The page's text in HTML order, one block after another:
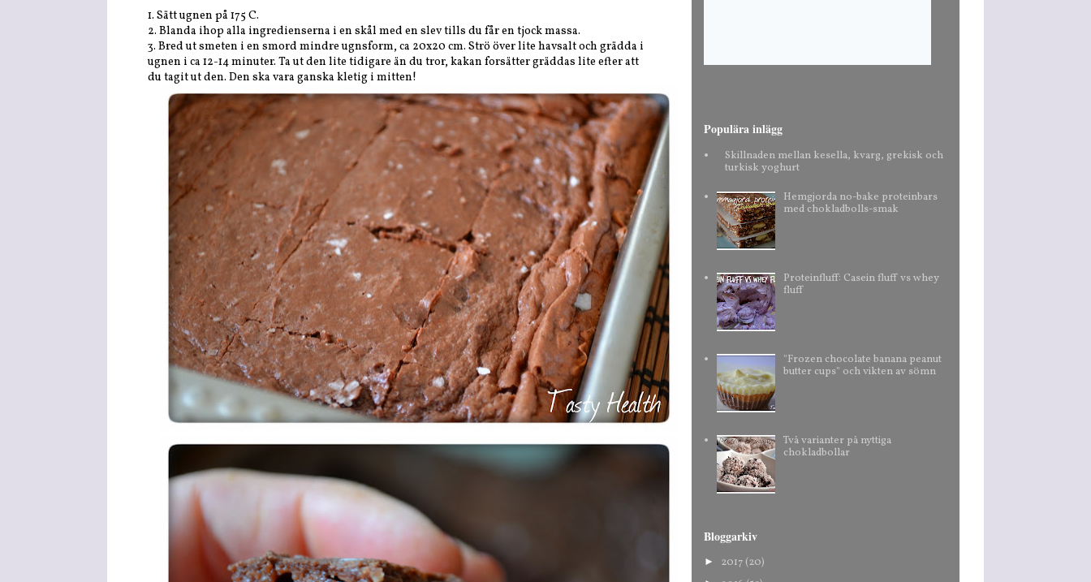
1. Sätt ugnen på 175 C.
2. Blanda ihop alla ingredienserna i en skål med en slev tills du får en tjock massa.
3. Bred ut smeten i en smord mindre ugnsform, ca 20x20 cm. Strö över lite havsalt och grädda i
ugnen i ca 12-14 minuter. Ta ut den lite tidigare än du tror, kakan forsätter gräddas lite efter att
du tagit ut den. Den ska vara ganska kletig i mitten!
Populära inlägg
Skillnaden mellan kesella, kvarg, grekisk och
turkisk yoghurt
Hemgjorda no-bake proteinbars
med chokladbolls-smak
Proteinfluff: Casein fluff vs whey
fluff
"Frozen chocolate banana peanut
butter cups" och vikten av sömn
Två varianter på nyttiga
chokladbollar
Bloggarkiv
► 2017 (20)